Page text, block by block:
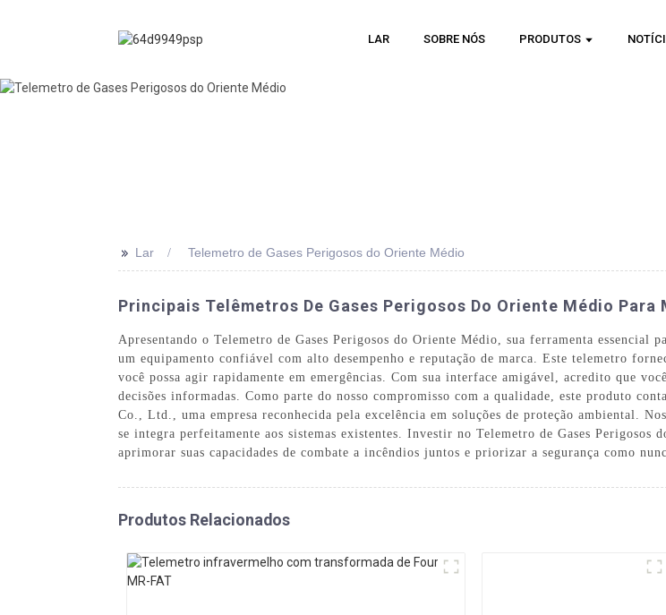
LAR SOBRE NÓS PRODUTOS
>> Lar Telemetro de Gases Perigosos do Oriente Médio
Principais Telêmetros De Gases Perigosos Do Oriente Médio
Apresentando o Telemetro de Gases Perigosos do Oriente Médio, sua ferramenta essencial
um equipamento confiável com alto desempenho e reputação de marca. Este telemetro
você possa agir rapidamente em emergências. Com sua interface amigável, acredito que
decisões informadas. Como parte do nosso compromisso com a qualidade, este produto
Co., Ltd., uma empresa reconhecida pela excelência em soluções de proteção ambiental.
se integra perfeitamente aos sistemas existentes. Investir no Telemetro de Gases Perigosos
aprimorar suas capacidades de combate a incêndios juntos e priorizar a segurança como
Produtos Relacionados